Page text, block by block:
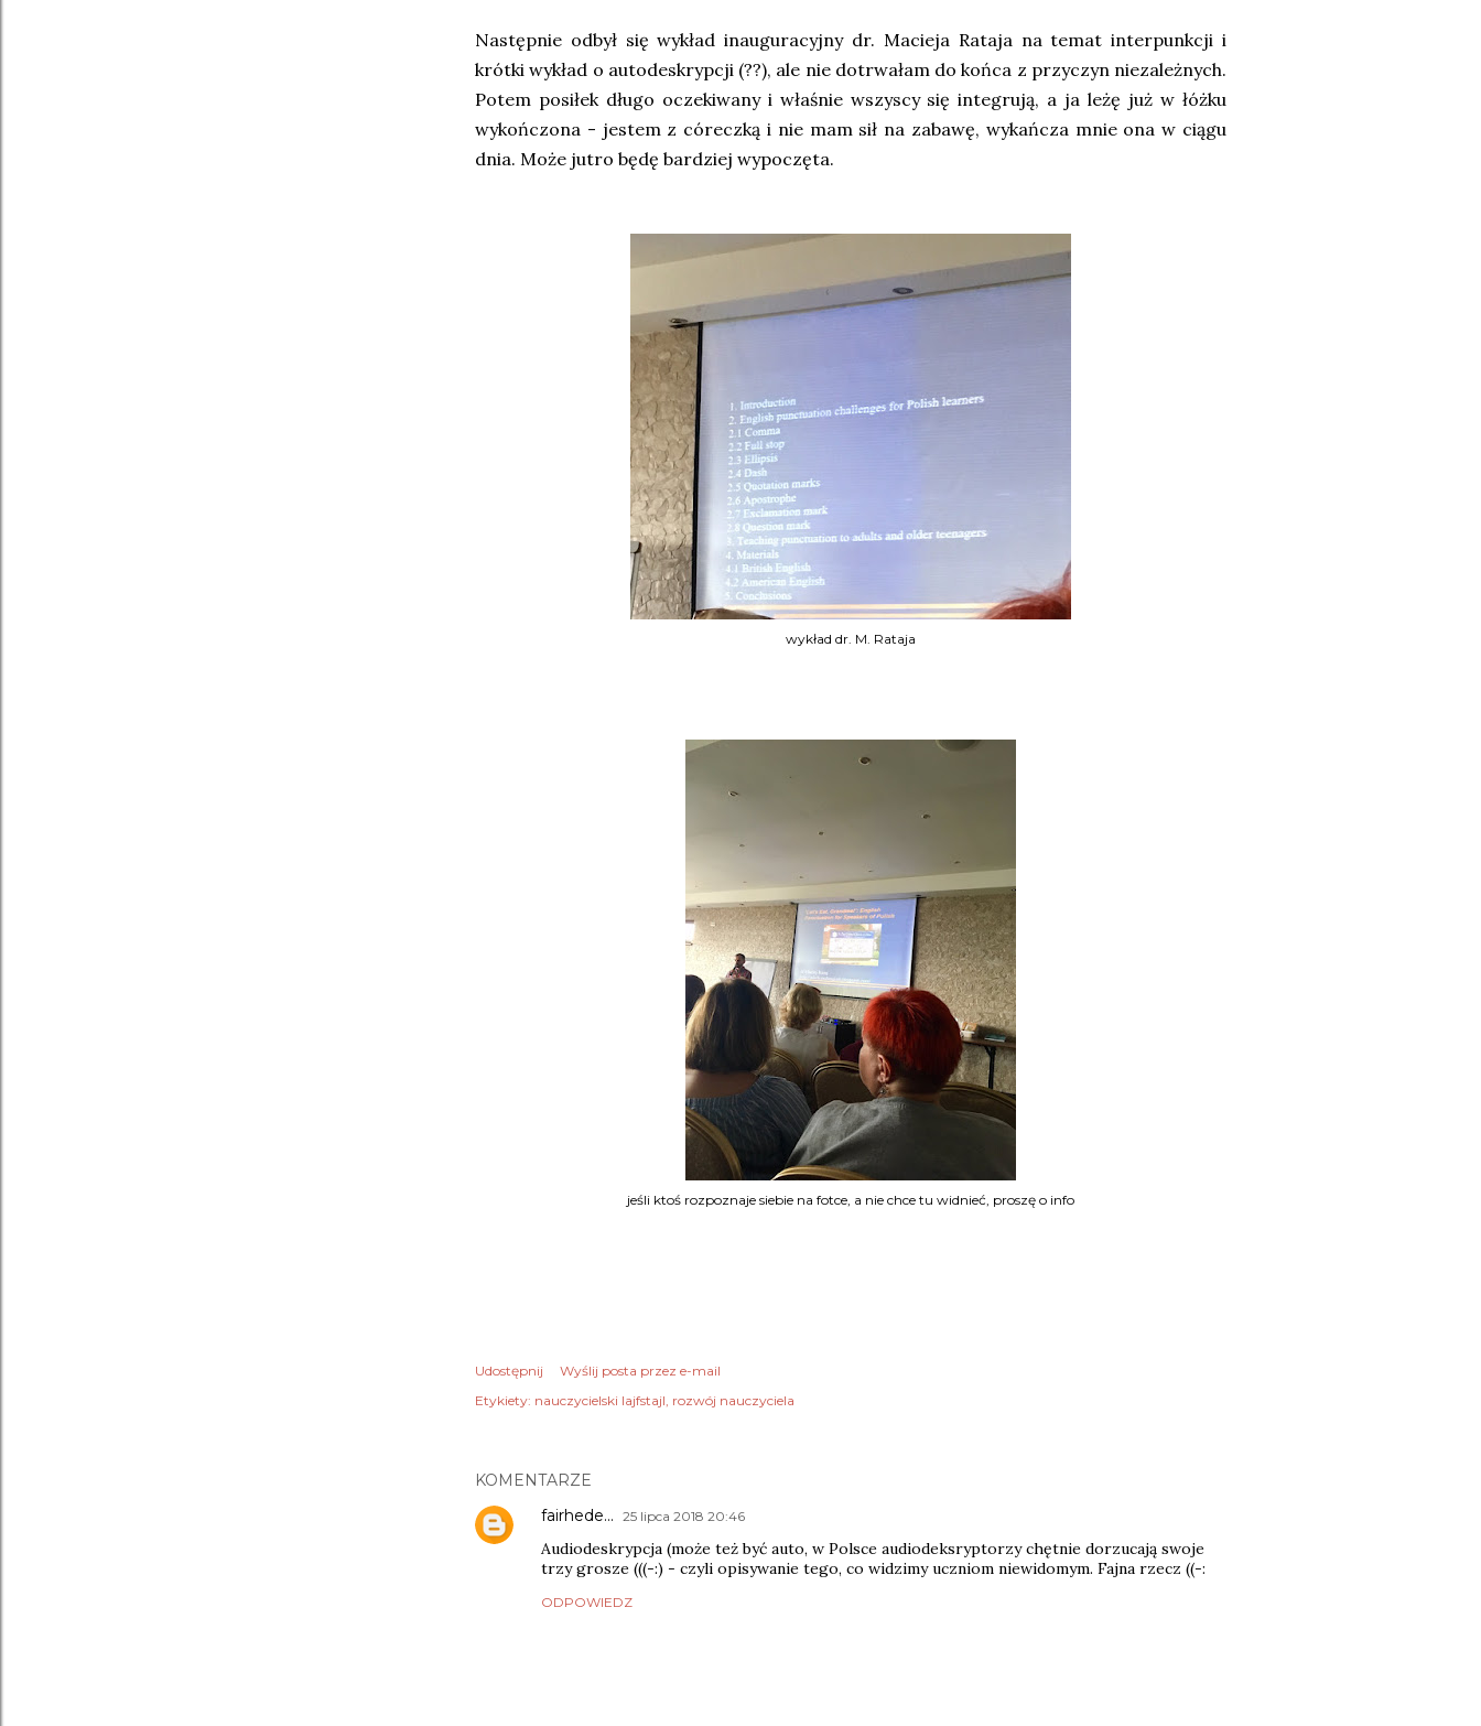
Następnie odbył się wykład inauguracyjny dr. Macieja Rataja na temat interpunkcji i
krótki wykład o autodeskrypcji (??), ale nie dotrwałam do końca z przyczyn niezależnych.
Potem posiłek długo oczekiwany i właśnie wszyscy się integrują, a ja leżę już w łóżku
wykończona - jestem z córeczką i nie mam sił na zabawę, wykańcza mnie ona w ciągu
dnia. Może jutro będę bardziej wypoczęta.
wykład dr. M. Rataja
jeśli ktoś rozpoznaje siebie na fotce, a nie chce tu widnieć, proszę o info
Udostępnij
Wyślij posta przez e-mail
Etykiety: nauczycielski lajfstajl rozwój nauczyciela
KOMENTARZE
fairhede... 25 lipca 2018 20:46
Audiodeskrypcja (może też być auto, w Polsce audiodeksryptorzy chętnie dorzucają swoje
trzy grosze (((-:) - czyli opisywanie tego, co widzimy uczniom niewidomym. Fajna rzecz ((-:
ODPOWIEDZ